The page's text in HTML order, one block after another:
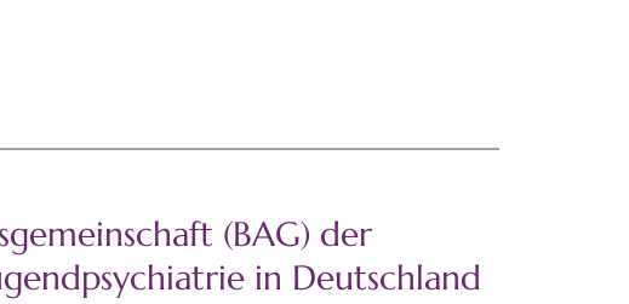
(BAG) der
in Deutschland